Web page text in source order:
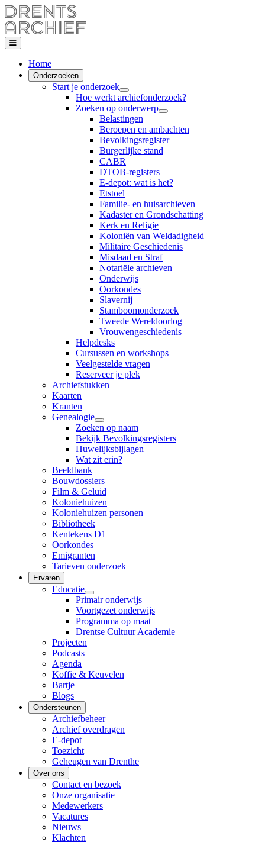
Home
Onderzoeken
Start je onderzoek
Hoe werkt archiefonderzoek?
Zoeken op onderwerp
Belastingen
Beroepen en ambachten
Bevolkingsregister
Burgerlijke stand
CABR
DTOB-registers
E-depot: wat is het?
Etstoel
Familie- en huisarchieven
Kadaster en Grondschatting
Kerk en Religie
Koloniën van Weldadigheid
Militaire Geschiedenis
Misdaad en Straf
Notariële archieven
Onderwijs
Oorkondes
Slavernij
Stamboomonderzoek
Tweede Wereldoorlog
Vrouwengeschiedenis
Helpdesks
Cursussen en workshops
Veelgestelde vragen
Reserveer je plek
Archiefstukken
Kaarten
Kranten
Genealogie
Zoeken op naam
Bekijk Bevolkingsregisters
Huwelijksbijlagen
Wat zit erin?
Beeldbank
Bouwdossiers
Film & Geluid
Koloniehuizen
Koloniehuizen personen
Bibliotheek
Kentekens D1
Oorkondes
Emigranten
Tarieven onderzoek
Ervaren
Educatie
Primair onderwijs
Voortgezet onderwijs
Programma op maat
Drentse Cultuur Academie
Projecten
Podcasts
Agenda
Koffie & Keuvelen
Bartje
Blogs
Ondersteunen
Archiefbeheer
Archief overdragen
E-depot
Toezicht
Geheugen van Drenthe
Over ons
Contact en bezoek
Onze organisatie
Medewerkers
Vacatures
Nieuws
Klachten